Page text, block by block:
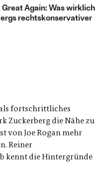
Again: Was wirklich
rechtskonservativer
fortschrittliches
Zuckerberg die Nähe zu
von Joe Rogan mehr
Reiner
kennt die Hintergründe